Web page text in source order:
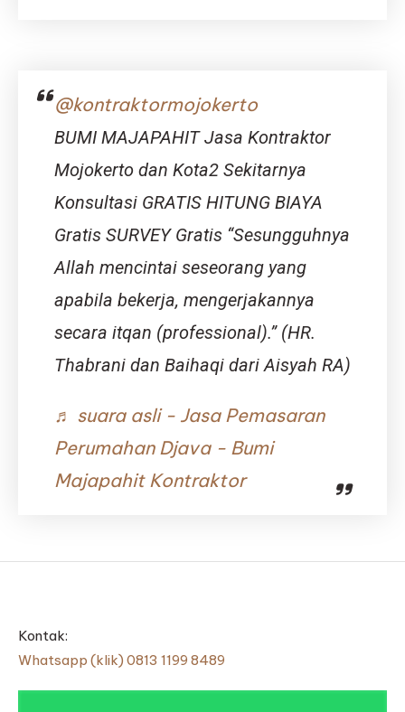
@kontraktormojokerto
BUMI MAJAPAHIT Jasa Kontraktor
Mojokerto dan Kota2 Sekitarnya
Konsultasi GRATIS HITUNG BIAYA
Gratis SURVEY Gratis “Sesungguhnya
Allah mencintai seseorang yang
apabila bekerja, mengerjakannya
secara itqan (professional).” (HR.
Thabrani dan Baihaqi dari Aisyah RA)
♬ suara asli - Jasa Pemasaran
Perumahan Djava - Bumi
Majapahit Kontraktor
Kontak:
Whatsapp (klik) 0813 1199 8489